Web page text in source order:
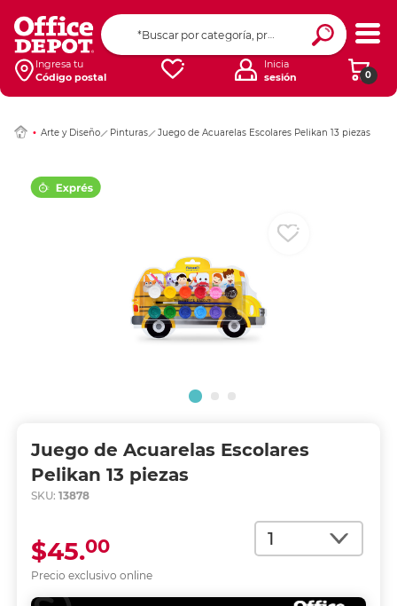
Ingresa tu
Código postal
0
Inicia
sesión
Arte y Diseño Pinturas Juego de Acuarelas Escolares Pelikan 13 piezas
Juego de Acuarelas Escolares
Pelikan 13 piezas
SKU: 13878
Cantidad
Precio exclusivo online
$45.00
Ingresar Codigo